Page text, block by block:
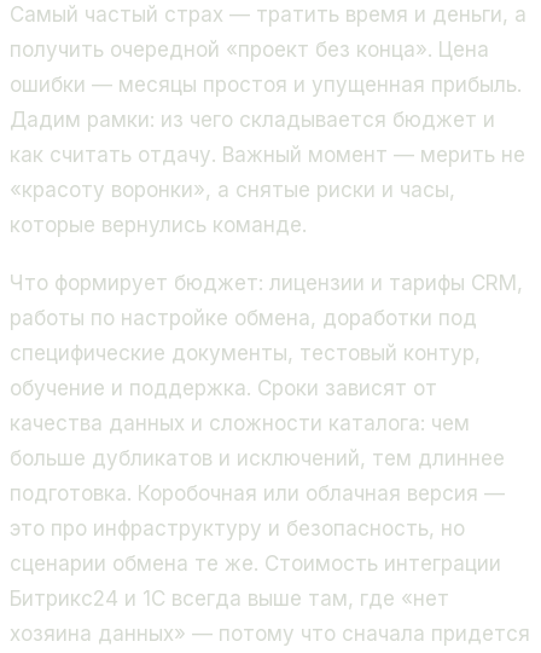
Самый частый страх — тратить время и деньги, а
получить очередной «проект без конца». Цена
ошибки — месяцы простоя и упущенная прибыль.
Дадим рамки: из чего складывается бюджет и
как считать отдачу. Важный момент — мерить не
«красоту воронки», а снятые риски и часы,
которые вернулись команде.
Что формирует бюджет: лицензии и тарифы CRM,
работы по настройке обмена, доработки под
специфические документы, тестовый контур,
обучение и поддержка. Сроки зависят от
качества данных и сложности каталога: чем
больше дубликатов и исключений, тем длиннее
подготовка. Коробочная или облачная версия —
это про инфраструктуру и безопасность, но
сценарии обмена те же. Стоимость интеграции
Битрикс24 и 1С всегда выше там, где «нет
хозяина данных» — потому что сначала придется